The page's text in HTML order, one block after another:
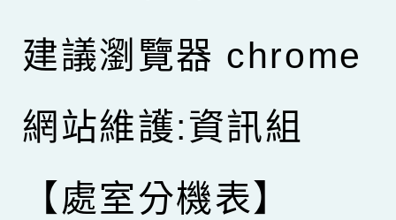
建議瀏覽器 chrome
網站維護:資訊組
【處室分機表】